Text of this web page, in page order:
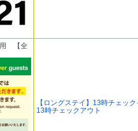
【全
【ロングステイ】13時チェッ
13時チェックアウト